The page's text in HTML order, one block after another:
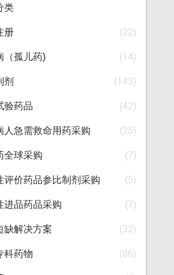
类
册
(22)
（孤儿药)
(14)
剂
(143)
验药品
(42)
人急需救命用药采购
(25)
全球采购
(7)
评价药品参比制剂采购
(5)
进品药品采购
(7)
缺解决方案
(32)
科药物
(86)